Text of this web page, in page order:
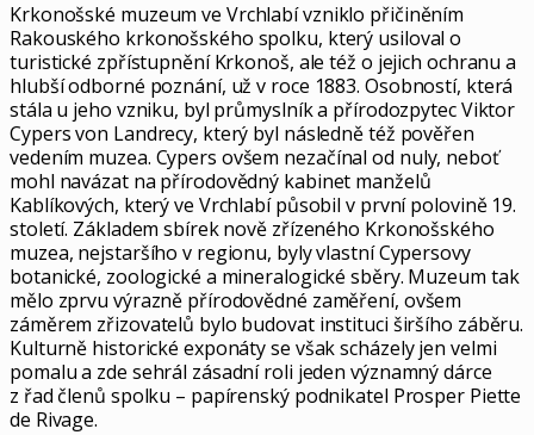
Krkonošské muzeum ve Vrchlabí vzniklo přičiněním
Rakouského krkonošského spolku, který usiloval o
turistické zpřístupnění Krkonoš, ale též o jejich ochranu a
hlubší odborné poznání, už v roce 1883. Osobností, která
stála u jeho vzniku, byl průmyslník a přírodozpytec Viktor
Cypers von Landrecy, který byl následně též pověřen
vedením muzea. Cypers ovšem nezačínal od nuly, neboť
mohl navázat na přírodovědný kabinet manželů
Kablíkových, který ve Vrchlabí působil v první polovině 19.
století. Základem sbírek nově zřízeného Krkonošského
muzea, nejstaršího v regionu, byly vlastní Cypersovy
botanické, zoologické a mineralogické sběry. Muzeum tak
mělo zprvu výrazně přírodovědné zaměření, ovšem
záměrem zřizovatelů bylo budovat instituci širšího záběru.
Kulturně historické exponáty se však scházely jen velmi
pomalu a zde sehrál zásadní roli jeden významný dárce
z řad členů spolku – papírenský podnikatel Prosper Piette
de Rivage.